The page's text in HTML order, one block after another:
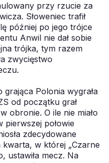
przy rzucie za
Słoweniec trafił
później po jego trójce
Anwil nie dał sobie
trójka, tym razem
zwycięstwo
grająca Polonia wygrała
od początku grał
obronie. O ile nie miało
połowie
zdecydowane
w której „Czarne
ustawiła mecz. Na